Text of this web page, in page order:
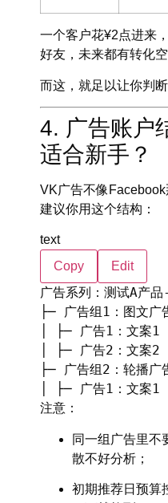
一个客户花¥2点进来
好友，未来都有转化空
而这，就足以让你判
4. 广告账户
适合新手？
VK广告不像Facebook
建议你用这个结构：
text
Copy
Edit
广告系列：测试A产品
├─ 广告组1：图文广
│ ├─ 广告1：文案
│ ├─ 广告2：文案
├─ 广告组2：轮播广
│ ├─ 广告1：文案1
注意：
同一组广告里不
散不好分析；
初期推荐日预算